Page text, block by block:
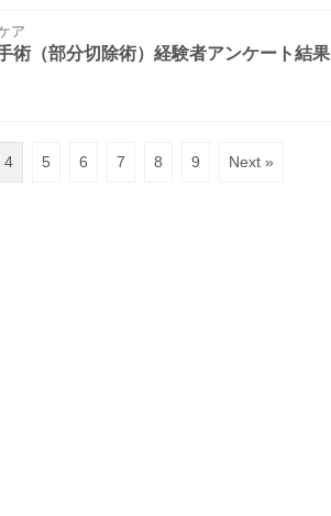
ア
術（部分切除術）経験者アンケート結果
4 5 6 7 8 9 Next »